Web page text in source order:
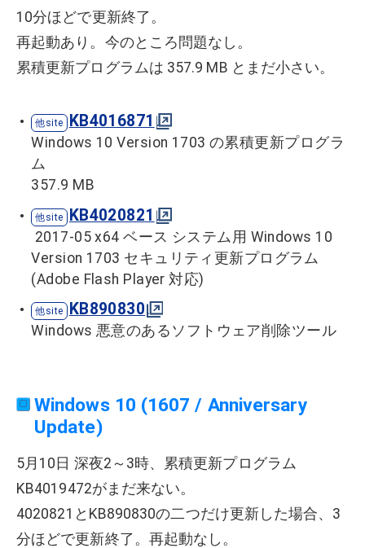
10分ほどで更新終了。
再起動あり。今のところ問題なし。
累積更新プログラムは 357.9 MB とまだ小さい。
KB4016871
Windows 10 Version 1703 の累積更新プログラ
ム
357.9 MB
KB4020821
2017-05 x64 ベース システム用 Windows 10
Version 1703 セキュリティ更新プログラム
(Adobe Flash Player 対応)
KB890830
Windows 悪意のあるソフトウェア削除ツール
Windows 10 (1607 / Anniversary
Update)
5月10日 深夜2～3時、累積更新プログラム
KB4019472がまだ来ない。
4020821とKB890830の二つだけ更新した場合、3
分ほどで更新終了。再起動なし。